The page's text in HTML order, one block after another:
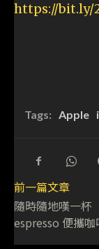
https://bit.ly/
Tags: Apple
前一篇文章
隨時隨地嘆一
espresso 便攜咖